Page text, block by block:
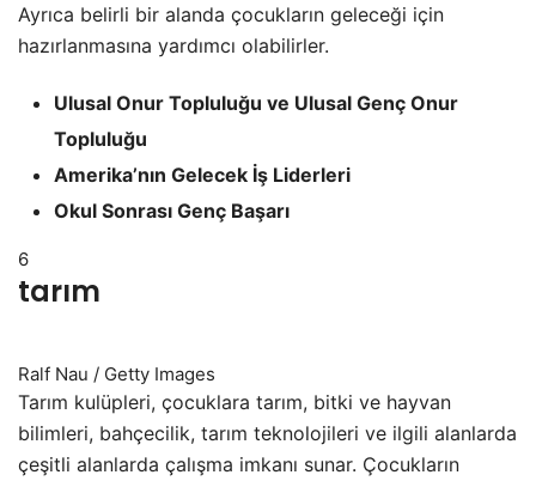
Ayrıca belirli bir alanda çocukların geleceği için
hazırlanmasına yardımcı olabilirler.
Ulusal Onur Topluluğu ve Ulusal Genç Onur
Topluluğu
Amerika’nın Gelecek İş Liderleri
Okul Sonrası Genç Başarı
6
tarım
Ralf Nau / Getty Images
Tarım kulüpleri, çocuklara tarım, bitki ve hayvan
bilimleri, bahçecilik, tarım teknolojileri ve ilgili alanlarda
çeşitli alanlarda çalışma imkanı sunar. Çocukların